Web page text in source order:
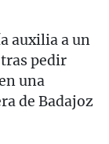
auxilia a un
pedir
una
de Badajoz